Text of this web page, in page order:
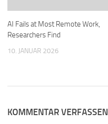
AI Fails at Most Remote Work,
Researchers Find
10. JANUAR 2026
KOMMENTAR VERFASSEN